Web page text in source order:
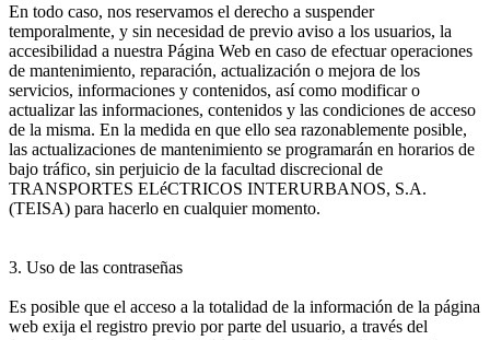
En todo caso, nos reservamos el derecho a suspender
temporalmente, y sin necesidad de previo aviso a los usuarios, la
accesibilidad a nuestra Página Web en caso de efectuar operaciones
de mantenimiento, reparación, actualización o mejora de los
servicios, informaciones y contenidos, así como modificar o
actualizar las informaciones, contenidos y las condiciones de acceso
de la misma. En la medida en que ello sea razonablemente posible,
las actualizaciones de mantenimiento se programarán en horarios de
bajo tráfico, sin perjuicio de la facultad discrecional de
TRANSPORTES ELéCTRICOS INTERURBANOS, S.A.
(TEISA) para hacerlo en cualquier momento.
3. Uso de las contraseñas
Es posible que el acceso a la totalidad de la información de la página
web exija el registro previo por parte del usuario, a través del